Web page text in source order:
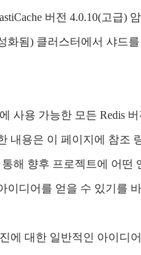
버전 4.0.10(고급)
화됨) 클러스터에서 샤드
사용 가능한 모든 Redis
내용은 이 페이지에 참조
해 향후 프로젝트에 어떤
이디어를 얻을 수 있기를
에 대한 일반적인 아이디